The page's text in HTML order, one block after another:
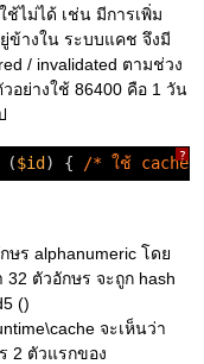
ช้ไม่ได้ เช่น มีการเพิ่ม
ข้างใน ระบบแคช จึงมี
/ invalidated ตามช่วง
อย่างใช้ 86400 คือ 1 วัน
?
($id ) { /* ใช้ cache
ษร alphanumeric โดย
32 ตัวอักษร จะถูก hash
()
จะเห็นว่า
2 ตัวแรกของ